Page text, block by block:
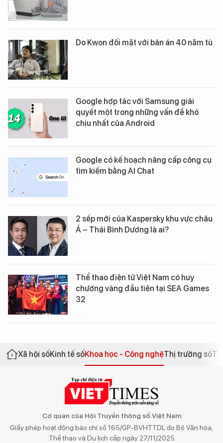
Do Kwon đối mặt với bản án 40 năm tù
Google hợp tác với Samsung giải
quyết một trong những vấn đề khó
chịu nhất của Android
Google có kế hoạch nâng cấp công cụ
tìm kiếm bằng AI Chat
2 sếp mới của Kaspersky khu vực châu
Á – Thái Bình Dương là ai?
Thể thao điện tử Việt Nam có huy
chương vàng đầu tiên tại SEA Games
32
Xã hội sốKinh tế sốKhoa học - Công nghệThị trường số
Cơ quan của Hội Truyền thông số Việt Nam
Giấy phép hoạt động báo chí số 165/GP-BVHTTDL do Bộ Văn hóa,
Thể thao và Du lịch cấp ngày 27/11/2025